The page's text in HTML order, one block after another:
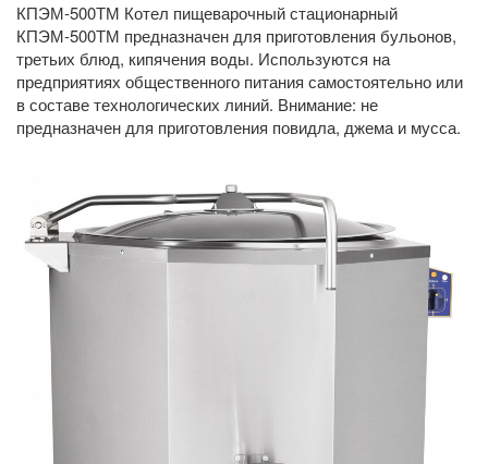
КПЭМ-500ТМ Котел пищеварочный стационарный
КПЭМ-500ТМ предназначен для приготовления бульонов,
третьих блюд, кипячения воды. Используются на
предприятиях общественного питания самостоятельно или
в составе технологических линий. Внимание: не
предназначен для приготовления повидла, джема и мусса.